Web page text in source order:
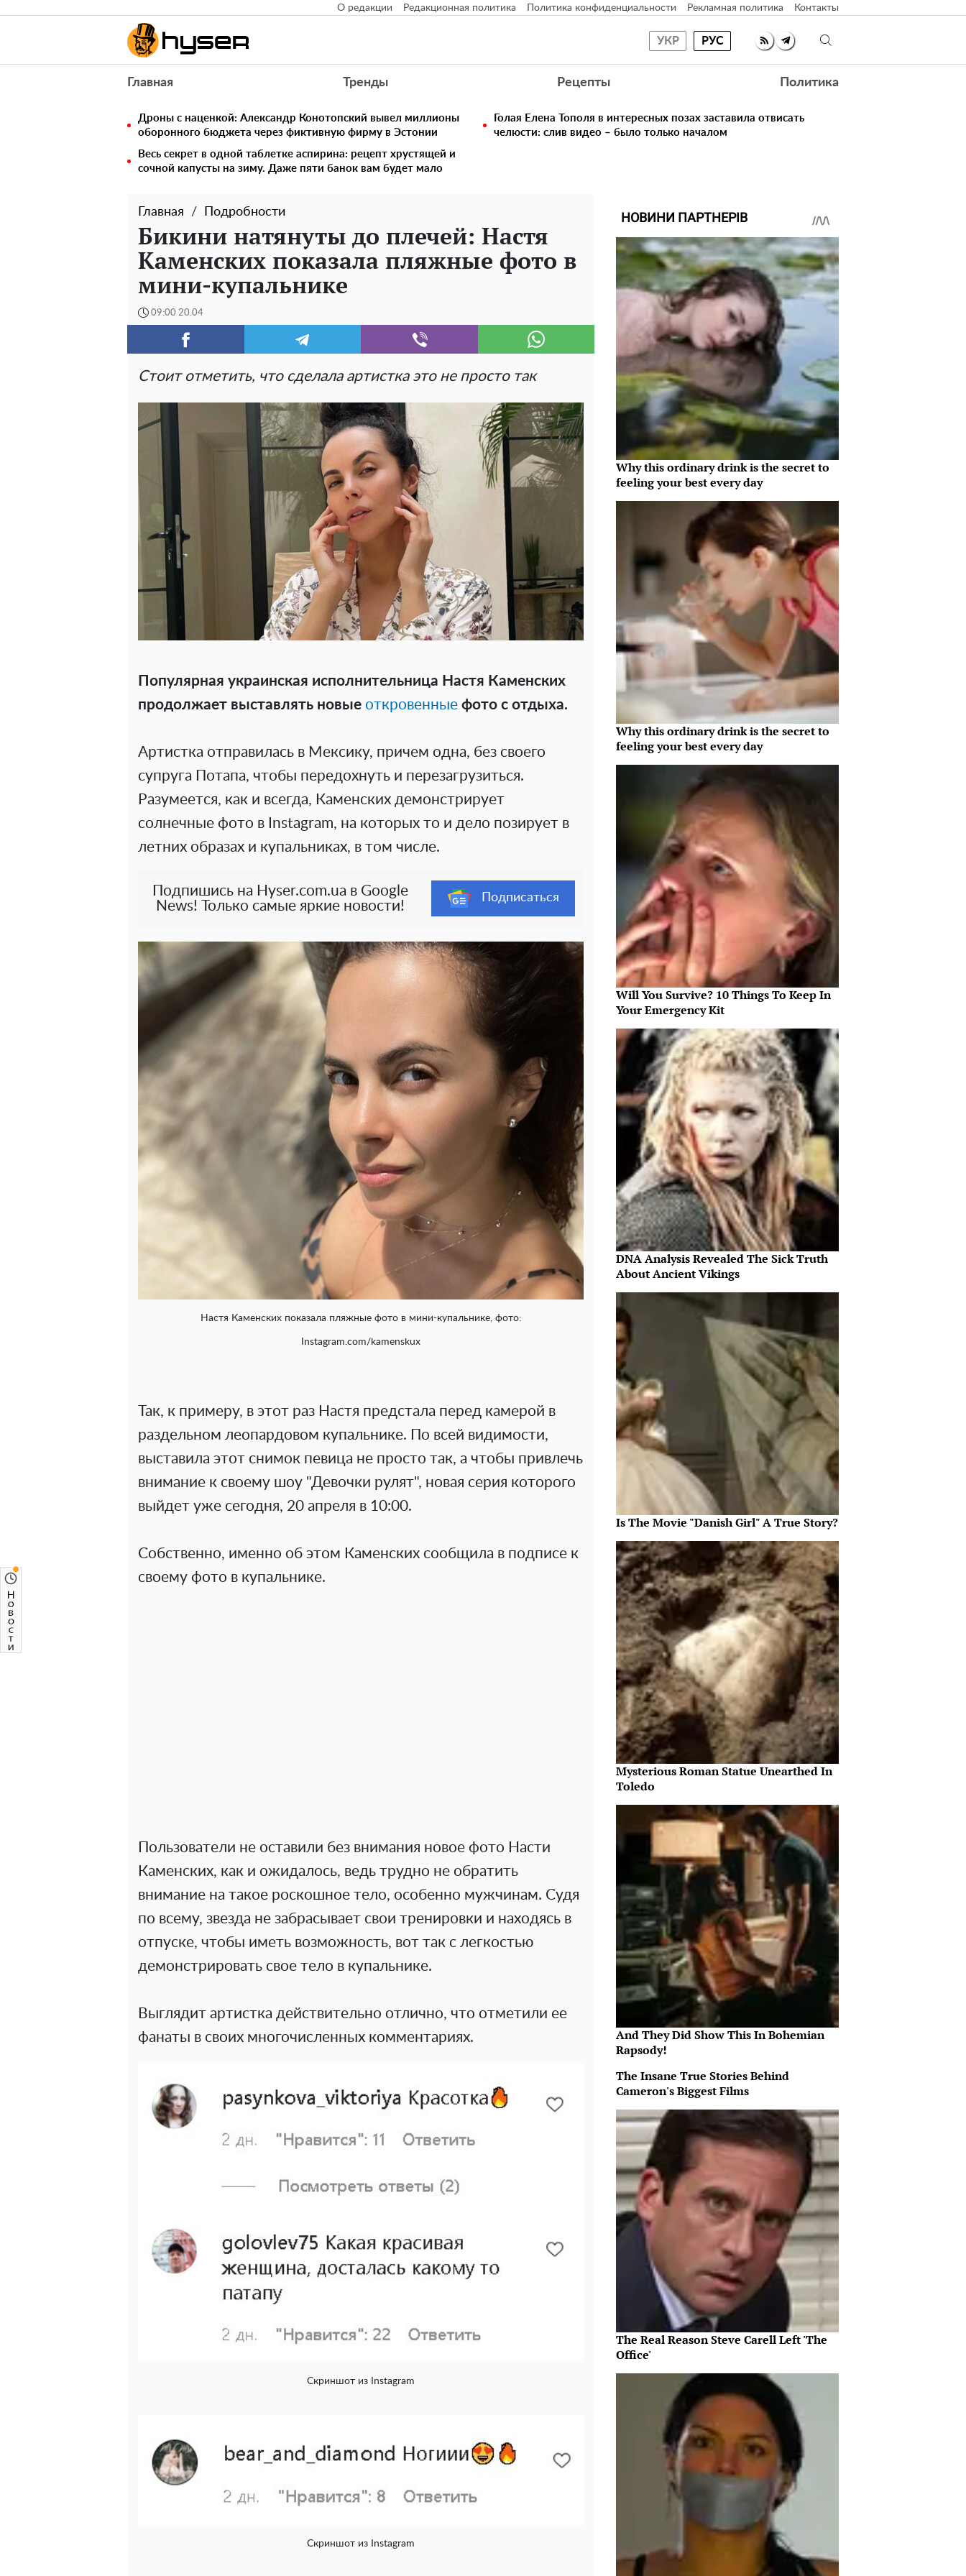
О редакции Редакционная политика Политика конфиденциальности Рекламная политика Контакты
УКР РУС
Главная Тренды Рецепты Политика
Дроны с наценкой: Александр Конотопский вывел миллионы
оборонного бюджета через фиктивную фирму в Эстонии
Голая Елена Тополя в интересных позах заставила отвисать
челюсти: слив видео – было только началом
Весь секрет в одной таблетке аспирина: рецепт хрустящей и
сочной капусты на зиму. Даже пяти банок вам будет мало
Главная Подробности
Бикини натянуты до плечей: Настя
Каменских показала пляжные фото в
мини-купальнике
09:00 20.04
Стоит отметить, что сделала артистка это не просто так
Популярная украинская исполнительница Настя Каменских
продолжает выставлять новые откровенные фото с отдыха.
Артистка отправилась в Мексику, причем одна, без своего
супруга Потапа, чтобы передохнуть и перезагрузиться.
Разумеется, как и всегда, Каменских демонстрирует
солнечные фото в Instagram, на которых то и дело позирует в
летних образах и купальниках, в том числе.
Подпишись на Hyser.com.ua в Google
News! Только самые яркие новости!
Подписаться
Настя Каменских показала пляжные фото в мини-купальнике, фото:
Instagram.com/kamenskux
Так, к примеру, в этот раз Настя предстала перед камерой в
раздельном леопардовом купальнике. По всей видимости,
выставила этот снимок певица не просто так, а чтобы привлечь
внимание к своему шоу "Девочки рулят", новая серия которого
выйдет уже сегодня, 20 апреля в 10:00.
Собственно, именно об этом Каменских сообщила в подписе к
своему фото в купальнике.
Пользователи не оставили без внимания новое фото Насти
Каменских, как и ожидалось, ведь трудно не обратить
внимание на такое роскошное тело, особенно мужчинам. Судя
по всему, звезда не забрасывает свои тренировки и находясь в
отпуске, чтобы иметь возможность, вот так с легкостью
демонстрировать свое тело в купальнике.
Выглядит артистка действительно отлично, что отметили ее
фанаты в своих многочисленных комментариях.
Скриншот из Instagram
Скриншот из Instagram
НОВИНИ ПАРТНЕРІВ
Why this ordinary drink is the secret to
feeling your best every day
Why this ordinary drink is the secret to
feeling your best every day
Will You Survive? 10 Things To Keep In
Your Emergency Kit
DNA Analysis Revealed The Sick Truth
About Ancient Vikings
Is The Movie "Danish Girl" A True Story?
Mysterious Roman Statue Unearthed In
Toledo
And They Did Show This In Bohemian
Rapsody!
The Insane True Stories Behind
Cameron's Biggest Films
The Real Reason Steve Carell Left 'The
Office'